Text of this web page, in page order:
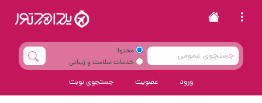
محتوا
خدمات سلامت و زیبایی
ورود عضویت جستجوی نوبت